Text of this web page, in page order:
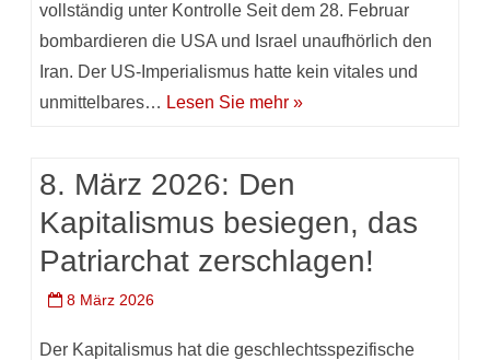
vollständig unter Kontrolle Seit dem 28. Februar
bombardieren die USA und Israel unaufhörlich den
Iran. Der US-Imperialismus hatte kein vitales und
unmittelbares… Lesen Sie mehr »
8. März 2026: Den
Kapitalismus besiegen, das
Patriarchat zerschlagen!
8 März 2026
Der Kapitalismus hat die geschlechtsspezifische